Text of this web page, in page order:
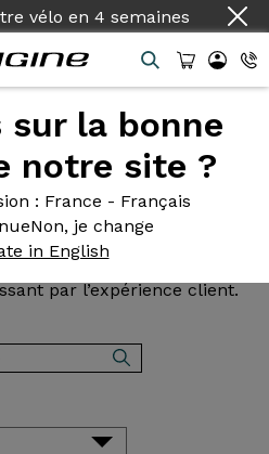
Français
sur la bonne
notre site ?
: France - Français
Non, je change
in English
des
de Route, Gravel, VTT et
par l’expérience client.